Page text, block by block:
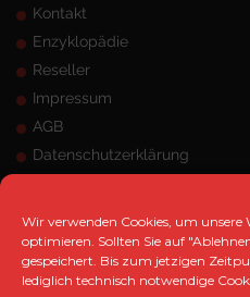
Wir verwenden Cookies, um unsere
optimieren. Sollten Sie auf
gespeichert. Bis zum jetzigen
lediglich technisch notwendige
Kontakt
Enzyklopädie
Reseller
Impressum
AGB
Datenschutzerklärung
ANSCHRIFT
MK Marketing e.K.